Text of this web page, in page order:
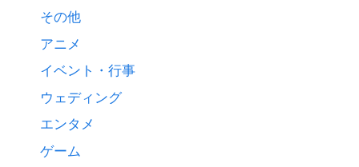
その他
アニメ
イベント・行事
ウェディング
エンタメ
ゲーム